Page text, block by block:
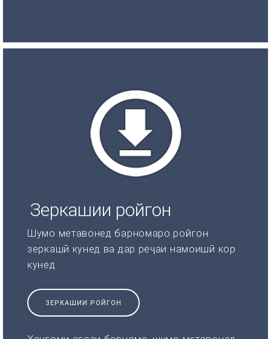
Зеркашии ройгон
Шумо метавонед барномаро ройгон
зеркашӣ кунед ва дар реҷаи намоишӣ кор
кунед
ЗЕРКАШИИ РОЙГОН